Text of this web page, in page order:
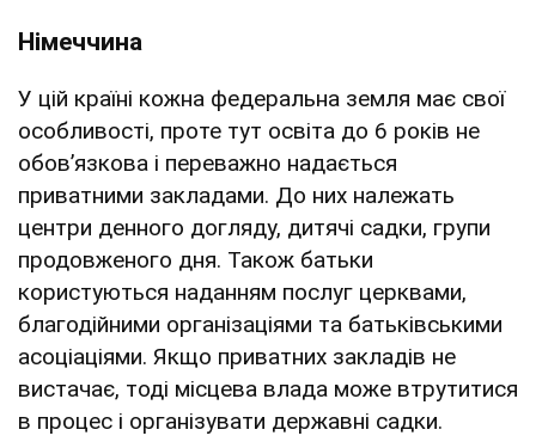
Німеччина
У цій країні кожна федеральна земля має свої
особливості, проте тут освіта до 6 років не
обовʼязкова і переважно надається
приватними закладами. До них належать
центри денного догляду, дитячі садки, групи
продовженого дня. Також батьки
користуються наданням послуг церквами,
благодійними організаціями та батьківськими
асоціаціями. Якщо приватних закладів не
вистачає, тоді місцева влада може втрутитися
в процес і організувати державні садки.